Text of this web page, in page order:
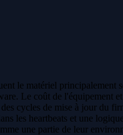
le matériel
Le coût de l'équipement
cycles de mise à jour du
les heartbeats et une
une partie de leur